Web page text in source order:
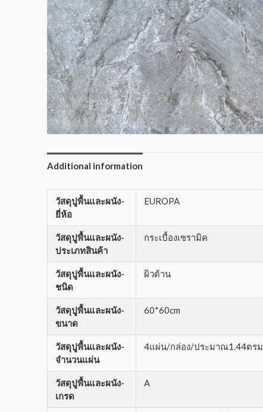
Additional information
วัสดุปูพื้นและผนัง-
ยี่ห้อ
EUROPA
วัสดุปูพื้นและผนัง-
ประเภทสินค้า
กระเบื้องเซรามิค
วัสดุปูพื้นและผนัง-
ชนิด
ผิวด้าน
วัสดุปูพื้นและผนัง-
ขนาด
60*60cm
วัสดุปูพื้นและผนัง-
จำนวนแผ่น
4แผ่น/กล่อง/ประมาณ1.44ตรม.
วัสดุปูพื้นและผนัง-
เกรด
A